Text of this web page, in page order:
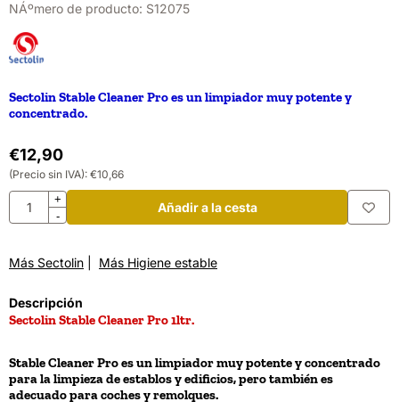
NÁºmero de producto: S12075
Sectolin Stable Cleaner Pro es un limpiador muy potente y
concentrado.
€12,90
(Precio sin IVA): €10,66
Cantidad
+
-
Añadir a la cesta
Más Sectolin Más Higiene estable
Descripción
Sectolin Stable Cleaner Pro 1ltr.
Stable Cleaner Pro es un limpiador muy potente y concentrado
para la limpieza de establos y edificios, pero también es
adecuado para coches y remolques.